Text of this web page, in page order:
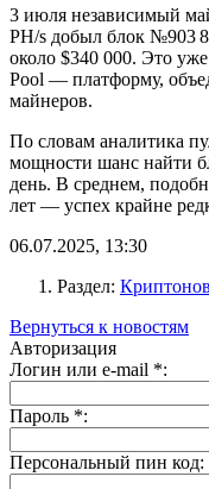
3 июля независимый
PH/s добыл блок №903
около $340 000. Это
Pool — платформу,
майнеров.
По словам аналитика
мощности шанс найти
день. В среднем,
лет — успех крайне
06.07.2025, 13:30
Раздел:
Вернуться к новостям
Авторизация
Логин или e-mail *:
Пароль *:
Персональный пин код: